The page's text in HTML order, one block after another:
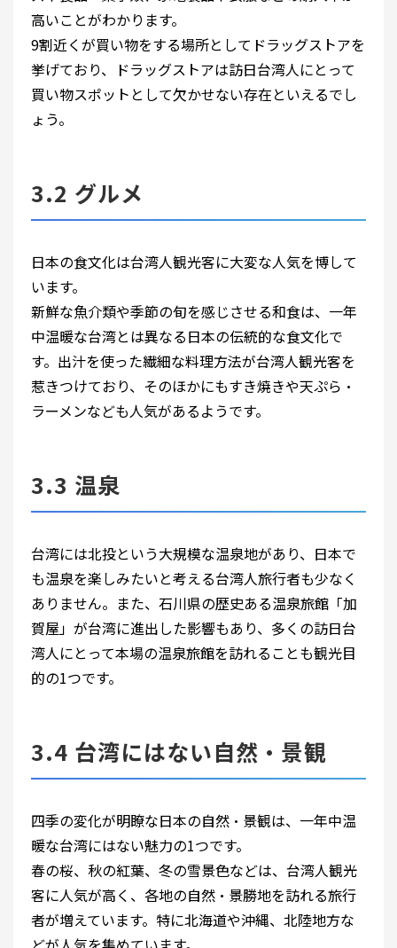
高いことがわかります。
9割近くが買い物をする場所としてドラッグストアを
挙げており、ドラッグストアは訪日台湾人にとって
買い物スポットとして欠かせない存在といえるでし
ょう。
3.2 グルメ
日本の食文化は台湾人観光客に大変な人気を博して
います。
新鮮な魚介類や季節の旬を感じさせる和食は、一年
中温暖な台湾とは異なる日本の伝統的な食文化で
す。出汁を使った繊細な料理方法が台湾人観光客を
惹きつけており、そのほかにもすき焼きや天ぷら・
ラーメンなども人気があるようです。
3.3 温泉
台湾には北投という大規模な温泉地があり、日本で
も温泉を楽しみたいと考える台湾人旅行者も少なく
ありません。また、石川県の歴史ある温泉旅館「加
賀屋」が台湾に進出した影響もあり、多くの訪日台
湾人にとって本場の温泉旅館を訪れることも観光目
的の1つです。
3.4 台湾にはない自然・景観
四季の変化が明瞭な日本の自然・景観は、一年中温
暖な台湾にはない魅力の1つです。
春の桜、秋の紅葉、冬の雪景色などは、台湾人観光
客に人気が高く、各地の自然・景勝地を訪れる旅行
者が増えています。特に北海道や沖縄、北陸地方な